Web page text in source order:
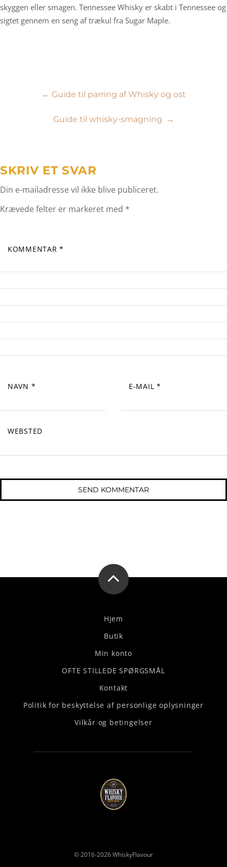
skyggen eller smagen. Tennessee Whisky er skabt i Tennessee og
sigtet gennem en seng af trækul fra Sugar Maple.
Indlægsnavigation
← Guide til parring af Whisky og ost
Guide til whisky-smagning →
SKRIV ET SVAR
Din e-mailadresse vil ikke blive publiceret.
Krævede felter er markeret med *
KOMMENTAR *
NAVN * E-MAIL *
WEBSTED
Hjem
Butik
Min konto
OFTE STILLEDE SPØRGSMÅL
Kontakt
Politik for beskyttelse af personlige oplysninger
Vilkår og betingelser
© 2016-2026WhiskyFlavour